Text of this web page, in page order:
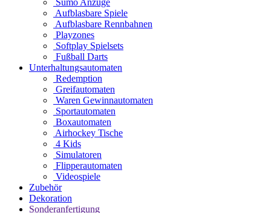
Sumo Anzüge
Aufblasbare Spiele
Aufblasbare Rennbahnen
Playzones
Softplay Spielsets
Fußball Darts
Unterhaltungsautomaten
Redemption
Greifautomaten
Waren Gewinnautomaten
Sportautomaten
Boxautomaten
Airhockey Tische
4 Kids
Simulatoren
Flipperautomaten
Videospiele
Zubehör
Dekoration
Sonderanfertigung